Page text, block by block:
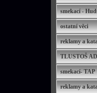
smekací -
ostatní věci
reklamy a
TLUSTOŠ
smekací- TAP
reklamy a